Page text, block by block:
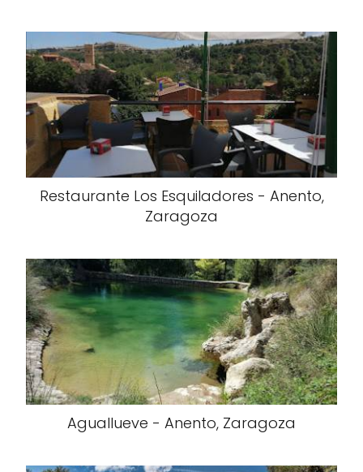
Restaurante Los Esquiladores - Anento,
Zaragoza
Aguallueve - Anento, Zaragoza